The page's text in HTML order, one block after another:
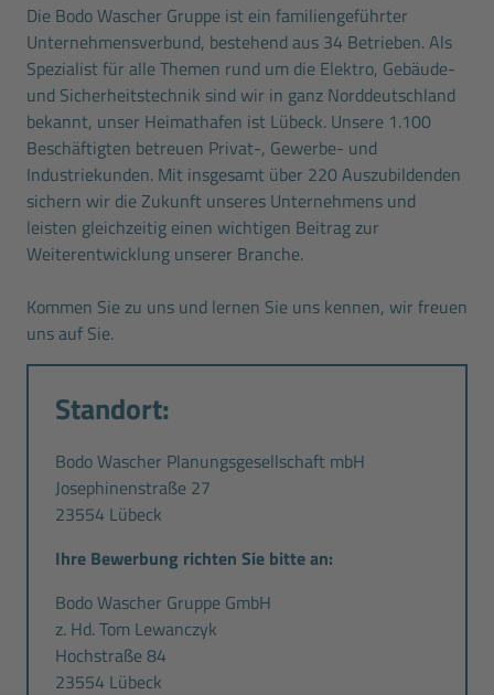
Die Bodo Wascher Gruppe ist ein familiengeführter
Unternehmensverbund, bestehend aus 34 Betrieben. Als
Spezialist für alle Themen rund um die Elektro, Gebäude-
und Sicherheitstechnik sind wir in ganz Norddeutschland
bekannt, unser Heimathafen ist Lübeck. Unsere 1.100
Beschäftigten betreuen Privat-, Gewerbe- und
Industriekunden. Mit insgesamt über 220 Auszubildenden
sichern wir die Zukunft unseres Unternehmens und
leisten gleichzeitig einen wichtigen Beitrag zur
Weiterentwicklung unserer Branche.
Kommen Sie zu uns und lernen Sie uns kennen, wir freuen
uns auf Sie.
Standort:
Bodo Wascher Planungsgesellschaft mbH
Josephinenstraße 27
23554 Lübeck
Ihre Bewerbung richten Sie bitte an:
Bodo Wascher Gruppe GmbH
z. Hd. Tom Lewanczyk
Hochstraße 84
23554 Lübeck